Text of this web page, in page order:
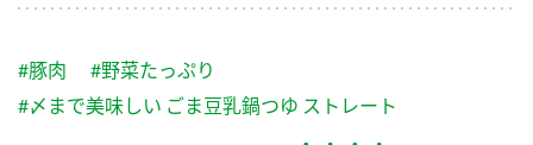
ふりかけ
つゆ
納豆のサイト
お客様相談センター
#豚肉
#野菜たっぷり
#〆まで美味しい ごま豆乳鍋つゆ ストレート